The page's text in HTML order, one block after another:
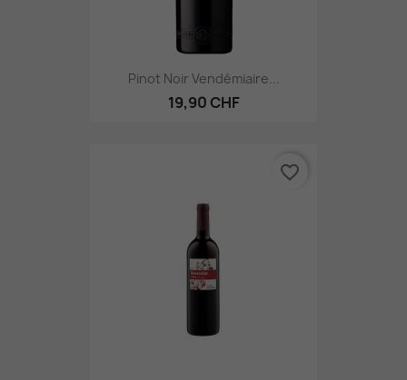
Pinot Noir Vendémiaire...
19,90 CHF
favorite_border